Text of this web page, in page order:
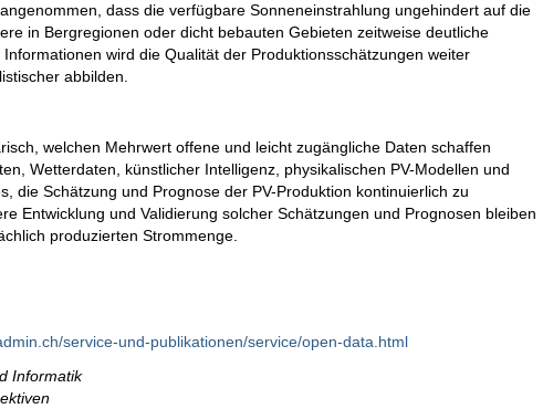
dass die verfügbare Sonneneinstrahlung ungehindert auf die
in Bergregionen oder dicht bebauten Gebieten zeitweise deutliche
wird die Qualität der Produktionsschätzungen weiter
abbilden.
welchen Mehrwert offene und leicht zugängliche Daten schaffen
Wetterdaten, künstlicher Intelligenz, physikalischen PV-Modellen und
die Schätzung und Prognose der PV-Produktion kontinuierlich zu
Entwicklung und Validierung solcher Schätzungen und Prognosen bleiben
produzierten Strommenge.
service-und-publikationen/service/open-data.html
Informatik